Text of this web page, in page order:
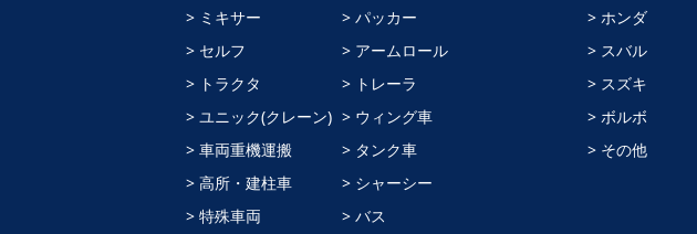
> ミキサー
> パッカー
> セルフ
> アームロール
> トラクタ
> トレーラ
> ユニック(クレーン) > ウィング車
> 車両重機運搬
> タンク車
> 高所・建柱車
> シャーシー
> 特殊車両
> バス
> ホンダ
> スバル
> スズキ
> ボルボ
> その他